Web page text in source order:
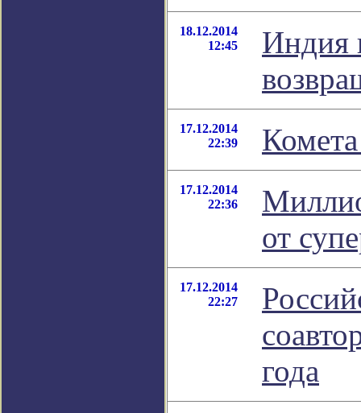
18.12.2014
12:45
Индия
17.12.2014
22:39
17.12.2014
22:36
от
17.12.2014
22:27
года